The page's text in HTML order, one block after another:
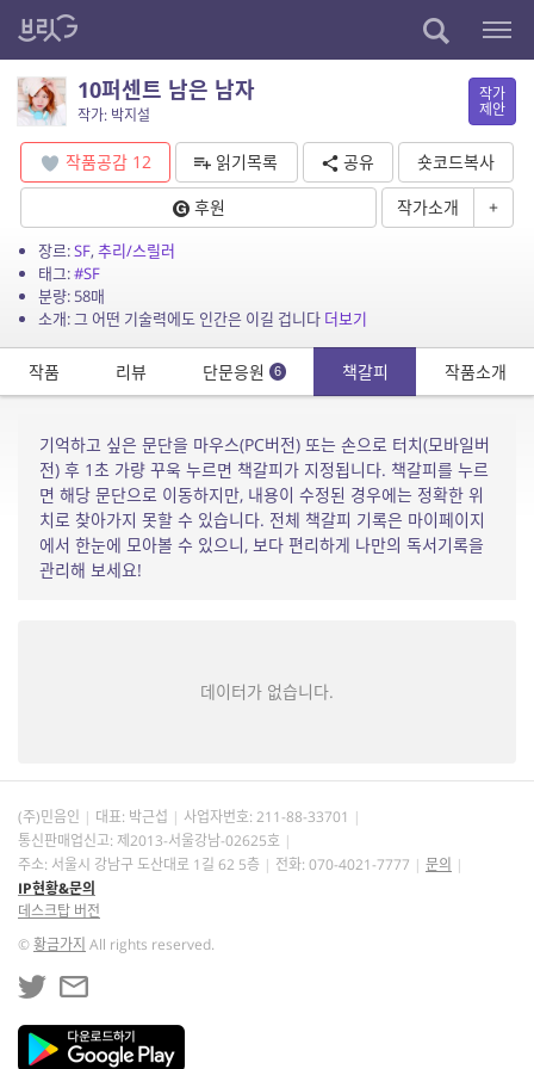
10퍼센트 남은 남자
작가: 박지설
작가
제안
작품공감 12 읽기목록 공유
숏코드복사
후원
작가소개 +
장르:SF,추리/스릴러
태그:#SF
분량: 58매
소개: 그 어떤 기술력에도 인간은 이길 겁니다 더보기
작품 리뷰 단문응원 6 책갈피 작품소개
기억하고 싶은 문단을 마우스(PC버전) 또는 손으로 터치(모바일버
전) 후 1초 가량 꾸욱 누르면 책갈피가 지정됩니다. 책갈피를 누르
면 해당 문단으로 이동하지만, 내용이 수정된 경우에는 정확한 위
치로 찾아가지 못할 수 있습니다. 전체 책갈피 기록은 마이페이지
에서 한눈에 모아볼 수 있으니, 보다 편리하게 나만의 독서기록을
관리해 보세요!
데이터가 없습니다.
(주)민음인 대표: 박근섭 사업자번호: 211-88-33701
통신판매업신고: 제2013-서울강남-02625호
주소: 서울시 강남구 도산대로 1길 62 5층
전화: 070-4021-7777
문의
IP현황&문의
데스크탑 버전
©황금가지 All rights reserved.